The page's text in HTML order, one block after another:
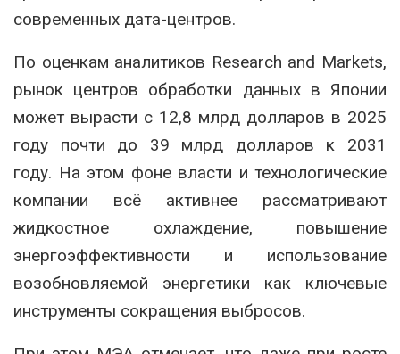
современных дата-центров.
По оценкам аналитиков Research and Markets,
рынок центров обработки данных в Японии
может вырасти с 12,8 млрд долларов в 2025
году почти до 39 млрд долларов к 2031
году. На этом фоне власти и технологические
компании всё активнее рассматривают
жидкостное охлаждение, повышение
энергоэффективности и использование
возобновляемой энергетики как ключевые
инструменты сокращения выбросов.